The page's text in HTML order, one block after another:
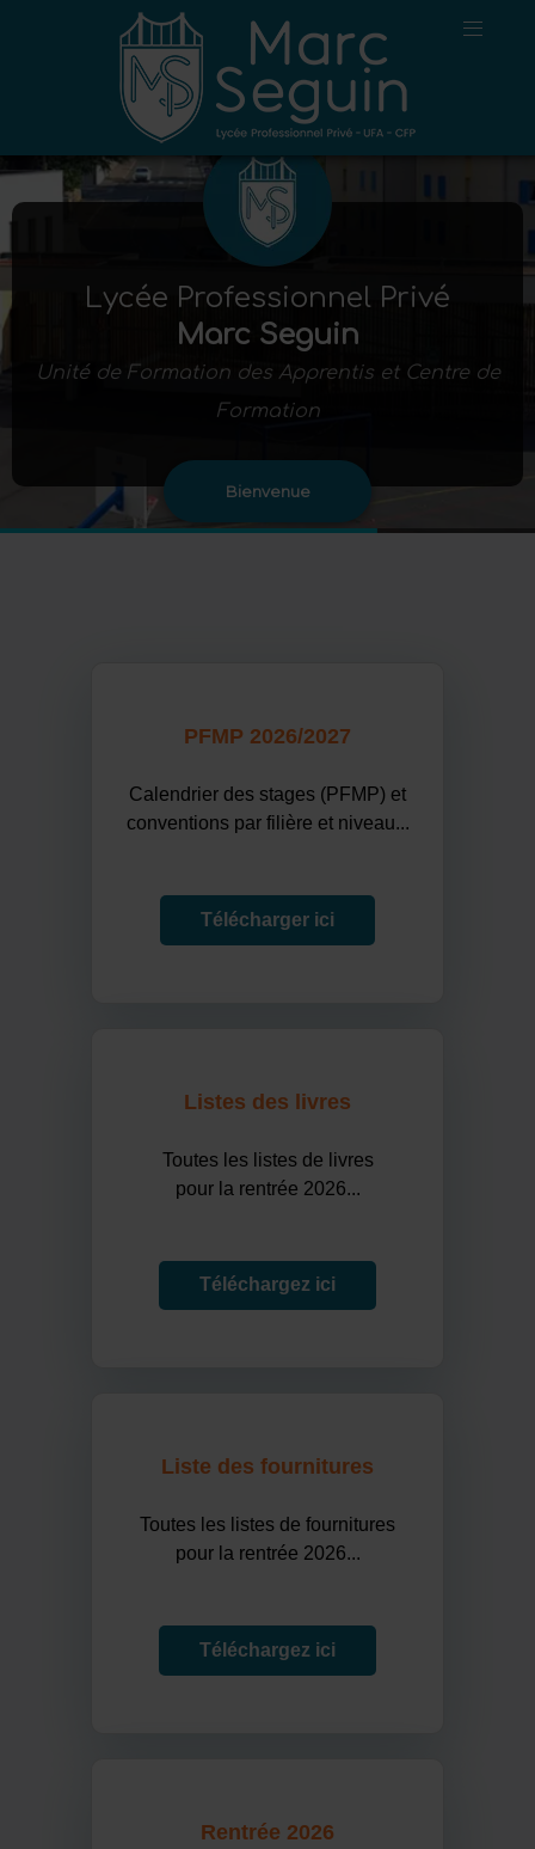
Lycée Professionnel Privé
Marc Seguin
Unité de Formation des Apprentis et Centre de
Formation
Bienvenue
PFMP 2026/2027
Calendrier des stages (PFMP) et
conventions par filière et niveau...
Télécharger ici
Listes des livres
Toutes les listes de livres
pour la rentrée 2026...
Téléchargez ici
Liste des fournitures
Toutes les listes de fournitures
pour la rentrée 2026...
Téléchargez ici
Rentrée 2026